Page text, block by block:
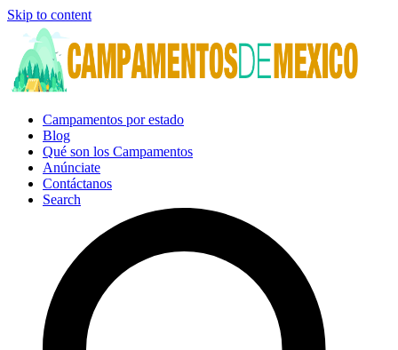
Skip to content
Campamentos por estado
Blog
Qué son los Campamentos
Anúnciate
Contáctanos
Search